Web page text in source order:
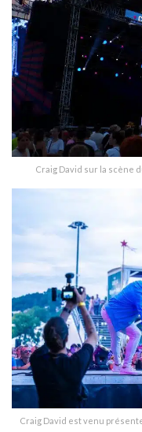
Craig David sur la scène
Craig David est venu